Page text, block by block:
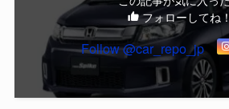
フォローしてね！
Follow @car_repo_jp